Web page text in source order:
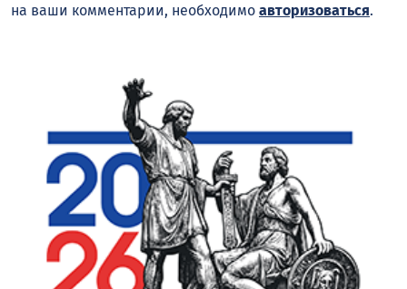
на ваши комментарии, необходимо авторизоваться.